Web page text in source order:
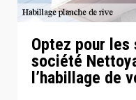
Optez pour
société
l’habillage de